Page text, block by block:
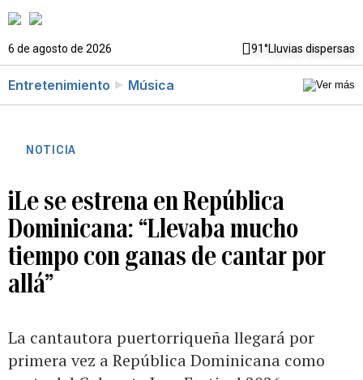
6 de agosto de 2026 91°Lluvias dispersas
Entretenimiento Música
NOTICIA
iLe se estrena en República
Dominicana: “Llevaba mucho
tiempo con ganas de cantar por
allá”
La cantautora puertorriqueña llegará por
primera vez a República Dominicana como